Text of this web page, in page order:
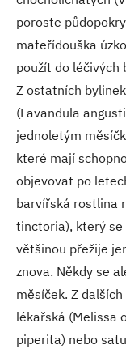
poroste
mateřídouška
použít do léčivých
Z ostatních
(Lavandula
jednoletým
které mají
objevovat po
barvířská rostlina
tinctoria), který se
většinou přežije
znova. Někdy se
měsíček. Z
lékařská (Melissa
piperita) nebo